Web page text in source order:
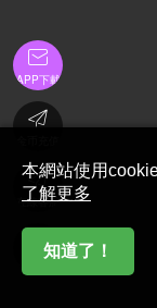
本網站使用
了解更多
知道了！

APP下載


在線客服

首頁